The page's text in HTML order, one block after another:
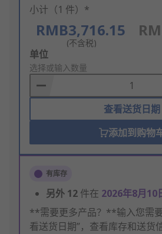
小计（1 件）*
RMB3,716.15
(不含税)
Add
to
Basket
单位
选择或输入数量
查看送货日期
添加到购物
有库存
另外 12 件在 2026年8月10
**需要更多产品？**输入您需
看送货日期”，查看库存和送货信